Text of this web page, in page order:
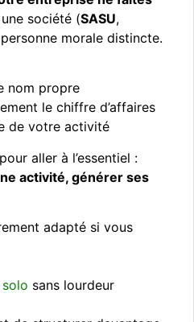
société (SASU,
morale distincte.
nom propre
le chiffre d’affaires
de votre activité
aller à l’essentiel :
activité, générer ses
adapté si vous
sans lourdeur